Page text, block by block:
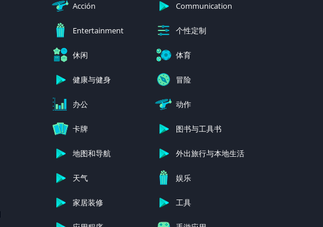
Acción Communication
Entertainment 个性定制
休闲 体育
健康与健身 冒险
办公 动作
卡牌 图书与工具书
地图和导航 外出旅行与本地生活
天气 娱乐
家居装修 工具